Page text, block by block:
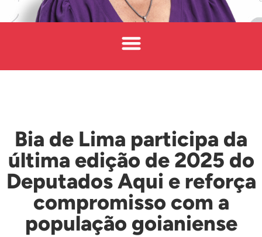
Bia de Lima participa da
última edição de 2025 do
Deputados Aqui e reforça
compromisso com a
população goianiense